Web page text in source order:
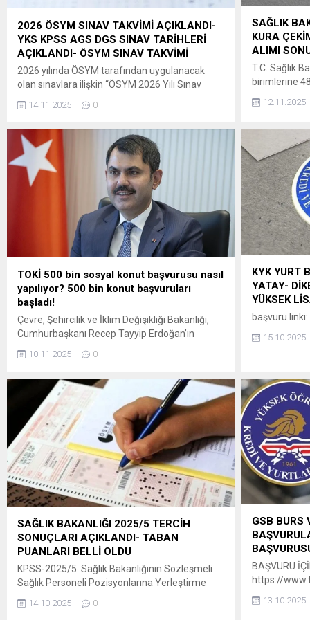
2026 ÖSYM SINAV TAKVİMİ AÇIKLANDI-
YKS KPSS AGS DGS SINAV TARİHLERİ
AÇIKLANDI- ÖSYM SINAV TAKVİMİ
2026 yılında ÖSYM tarafından uygulanacak
olan sınavlara ilişkin “ÖSYM 2026 Yılı Sınav
2025 tarihinde saat 09.30’dan itibaren
erişilebilecektir. Adaylara ve kamuoyuna
saygıyla duyurulur. ÖSYM BAŞKANLIĞI ” ÖSYM
2026 Yılı Sınav Takvimi (Güncel gelişmelere
göre ÖSYM Sınav Takvimi yenilenerek
kamuoyuna duyurulacaktır.)
14.11.2025 0
SAĞLIK
KURA
ALIMI
T.C. Sağlık
birimlerine
Kanuna
hükümleri
08/10/2025
13/10/
il düzeyinde
alınan
12.11.2025
TOKİ 500 bin sosyal konut başvurusu nasıl
yapılıyor? 500 bin konut başvuruları
başladı!
Çevre, Şehircilik ve İklim Değişikliği Bakanlığı,
Cumhurbaşkanı Recep Tayyip Erdoğan’ın
Projesi” ile Türkiye tarihinin en büyük sosyal
edilecek 500 bin sosyal konut, dar gelirli
vatandaşlar için yüzde 10 peşinat ve 240 aya
kadar vade seçeneği ile satışa...
10.11.2025 0
KYK YURT
YATAY-
YÜKSEK
başvuru
15.10.2025
SAĞLIK BAKANLIĞI 2025/5 TERCİH
SONUÇLARI AÇIKLANDI- TABAN
PUANLARI BELLİ OLDU
KPSS-2025/5: Sağlık Bakanlığının Sözleşmeli
Sağlık Personeli Pozisyonlarına Yerleştirme
2025 tarihleri arasında tercihleri alınan KPSS-
14.10.2025 0
GSB BURS
BAŞVURU
https://
basvurusu
13.10.2025